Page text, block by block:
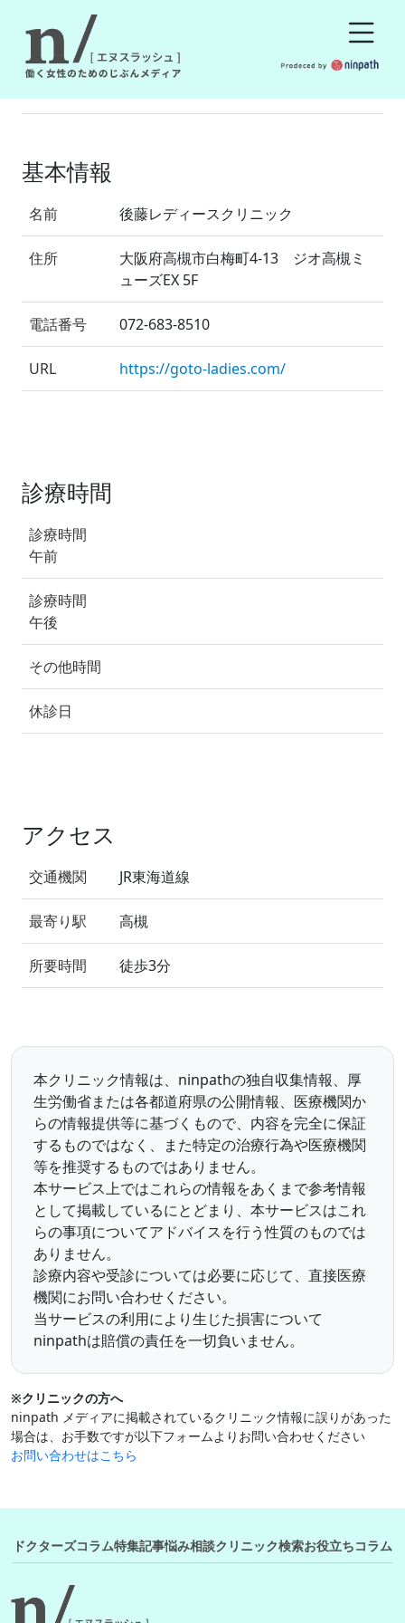
基本情報
名前 後藤レディースクリニック
住所
大阪府高槻市白梅町4-13 ジオ高槻ミ
ューズEX 5F
電話番号 072-683-8510
URL https://goto-ladies.com/
診療時間
診療時間
午前
診療時間
午後
その他時間
休診日
アクセス
交通機関 JR東海道線
最寄り駅 高槻
所要時間 徒歩3分
本クリニック情報は、ninpathの独自収集情報、厚
生労働省または各都道府県の公開情報、医療機関か
らの情報提供等に基づくもので、内容を完全に保証
するものではなく、また特定の治療行為や医療機関
等を推奨するものではありません。
本サービス上ではこれらの情報をあくまで参考情報
として掲載しているにとどまり、本サービスはこれ
らの事項についてアドバイスを行う性質のものでは
ありません。
診療内容や受診については必要に応じて、直接医療
機関にお問い合わせください。
当サービスの利用により生じた損害について
ninpathは賠償の責任を一切負いません。
※クリニックの方へ
ninpath メディアに掲載されているクリニック情報に誤りがあった
場合は、お手数ですが以下フォームよりお問い合わせください
お問い合わせはこちら
ドクターズコラム特集記事悩み相談クリニック検索お役立ちコラム